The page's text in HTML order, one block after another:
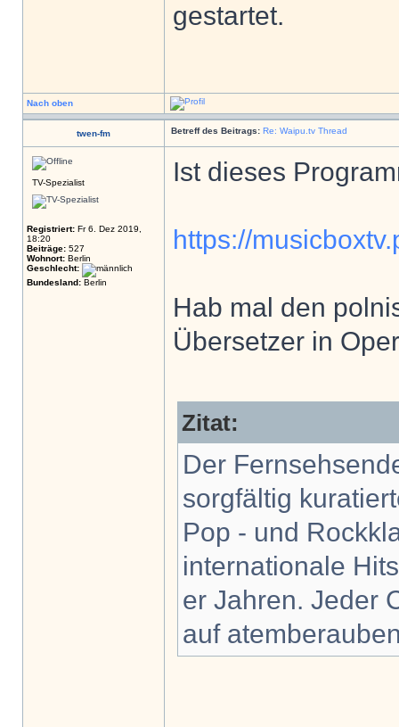
gestartet.
Nach oben
twen-fm Betreff des Beitrags: Re: Waipu.tv Thread
TV-Spezialist
Registriert: Fr 6. Dez 2019,
18:20
Beiträge: 527
Wohnort: Berlin
Geschlecht:
Bundesland: Berlin
Ist dieses
https://
Hab mal den
Übersetzer in
Zitat:
Der
sorgfältig
Pop - und
internationale
er Jahren. Jeder
auf